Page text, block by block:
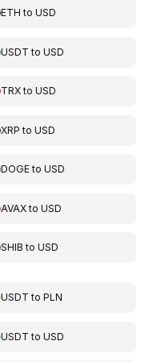
ETH toUSD
USDT toUSD
TRXtoUSD
XRP toUSD
DOGEtoUSD
AVAXtoUSD
SHIB toUSD
USDT toPLN
USDT toUSD